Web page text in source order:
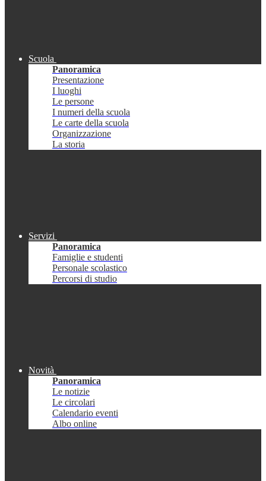
Scuola
Panoramica
Presentazione
I luoghi
Le persone
I numeri della scuola
Le carte della scuola
Organizzazione
La storia
Servizi
Panoramica
Famiglie e studenti
Personale scolastico
Percorsi di studio
Novità
Panoramica
Le notizie
Le circolari
Calendario eventi
Albo online